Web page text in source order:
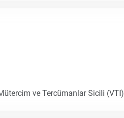
ve Tercümanlar Sicili (VTI)